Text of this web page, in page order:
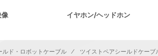
イヤホン/ヘッドホン
ルド・ロボットケーブル ツイストペアシールドケーブ